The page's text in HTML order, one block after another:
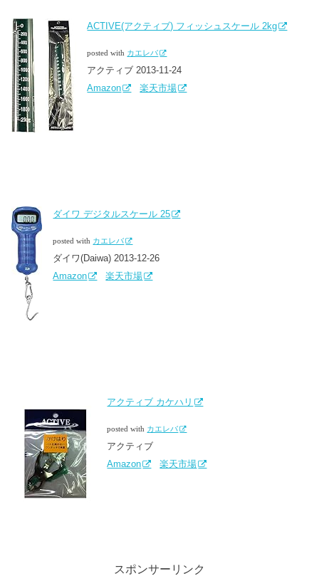
ACTIVE(アクティブ) フィッシュスケール 2kg
posted with カエレバ
アクティブ 2013-11-24
Amazon
楽天市場
ダイワ デジタルスケール 25
posted with カエレバ
ダイワ(Daiwa) 2013-12-26
Amazon
楽天市場
アクティブ カケハリ
posted with カエレバ
アクティブ
Amazon
楽天市場
スポンサーリンク